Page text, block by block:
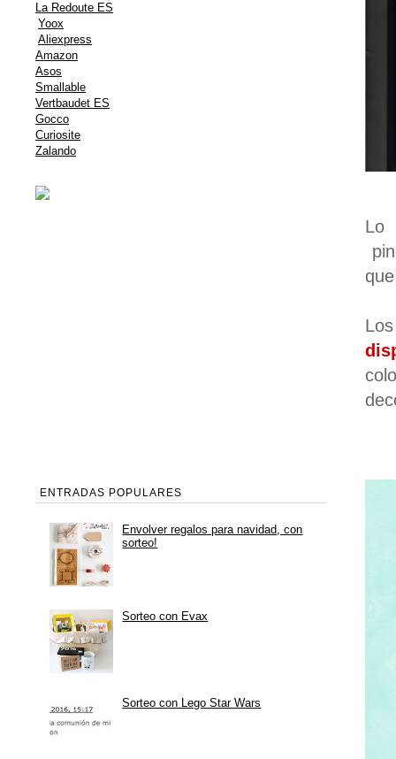
Lo
La Redoute ES
Yoox
Aliexpress
Amazon
Asos
Smallable
Vertbaudet ES
Gocco
Curiosite
Zalando
ENTRADAS POPULARES
Envolver regalos para navidad, con
sorteo!
Sorteo con Evax
Sorteo con Lego Star Wars